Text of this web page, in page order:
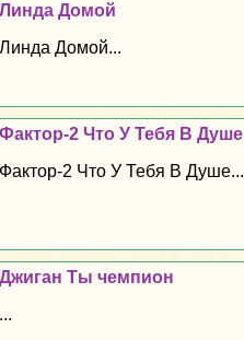
Линда Домой
Линда Домой...
Фактор-2 Что У Тебя В Душе
Фактор-2 Что У Тебя В Душе...
Джиган Ты чемпион
...